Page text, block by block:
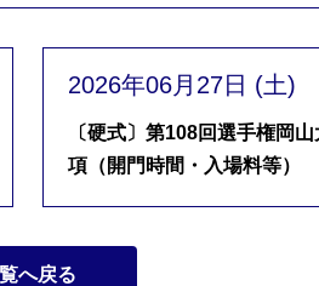
2026年06月27日 (土)
〔硬式〕第108回選手権岡
項（開門時間・入場料等）
へ戻る